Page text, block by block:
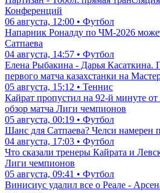
Конференций
06 августа, 12:00 • Футбол
Напарник Роналду по ЧМ-2026
Сатпаева
04 августа, 14:57 • Футбол
Елена Рыбакина - Дарья Касаткина.
первого матча казахстанки на
05 августа, 15:12 • Теннис
Кайрат пропустил на 92-й минуте
обзор матча Лиги чемпионов
05 августа, 00:19 • Футбол
Шанс для Сатпаева? Челси намерен
04 августа, 17:03 • Футбол
Что сказали тренеры Кайрата и
Лиги чемпионов
05 августа, 09:41 • Футбол
Винисиус удалил все о Реале -